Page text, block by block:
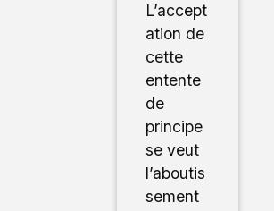
L’accept
ation de
cette
entente
de
principe
se veut
l’aboutis
sement